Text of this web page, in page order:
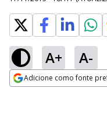
A+ A-
Adicione como fonte